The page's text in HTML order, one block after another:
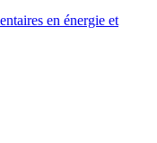
en énergie et